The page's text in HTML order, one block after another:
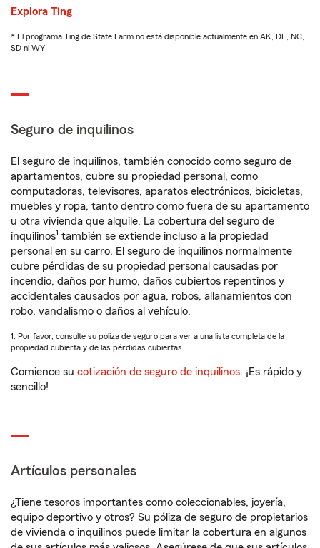
Explora Ting
* El programa Ting de State Farm no está disponible actualmente en AK, DE, NC,
SD ni WY
Seguro de inquilinos
El seguro de inquilinos, también conocido como seguro de
apartamentos, cubre su propiedad personal, como
computadoras, televisores, aparatos electrónicos, bicicletas,
muebles y ropa, tanto dentro como fuera de su apartamento
u otra vivienda que alquile. La cobertura del seguro de
inquilinos1 también se extiende incluso a la propiedad
personal en su carro. El seguro de inquilinos normalmente
cubre pérdidas de su propiedad personal causadas por
incendio, daños por humo, daños cubiertos repentinos y
accidentales causados por agua, robos, allanamientos con
robo, vandalismo o daños al vehículo.
1. Por favor, consulte su póliza de seguro para ver a una lista completa de la
propiedad cubierta y de las pérdidas cubiertas.
Comience su cotización de seguro de inquilinos. ¡Es rápido y
sencillo!
Artículos personales
¿Tiene tesoros importantes como coleccionables, joyería,
equipo deportivo y otros? Su póliza de seguro de propietarios
de vivienda o inquilinos puede limitar la cobertura en algunos